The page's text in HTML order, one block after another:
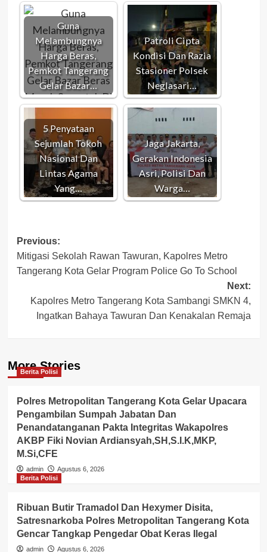
Guna
Melambungnya
Harga Beras,
Pemkot Tangerang
Gelar Bazar…
Patroli Cipta
Kondisi Dan Razia
Stasioner Polsek
Neglasari…
5 Penyataan
Sejumlah Tokoh
Nasional Dan
Lintas Agama
Yang…
Jaga Jakarta,
Gerakan Indonesia
Asri, Polisi Dan
Warga…
Post
navigation
Previous:
Mitigasi Sekolah Rawan Tawuran, Kapolres Metro
Tangerang Kota Gelar Program Police Go To School
Next:
Kapolres Metro Tangerang Kota Sambangi SMKN 4,
Ingatkan Bahaya Tawuran Dan Kenakalan Remaja
More Stories
Berita Polisi
Polres Metropolitan Tangerang Kota Gelar Upacara
Pengambilan Sumpah Jabatan Dan
Penandatanganan Pakta Integritas Wakapolres
AKBP Fiki Novian Ardiansyah,SH,S.I.K,MKP,
M.Si,CFE
admin
Agustus 6, 2026
Berita Polisi
Ribuan Butir Tramadol Dan Hexymer Disita,
Satresnarkoba Polres Metropolitan Tangerang Kota
Gencar Tangkap Pengedar Obat Keras Ilegal
admin Agustus 6, 2026